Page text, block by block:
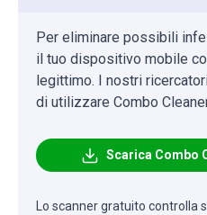
Per eliminare possibili
il tuo dispositivo mobile
legittimo. I nostri
di utilizzare Combo
Scarica Combo
Lo scanner gratuito controlla